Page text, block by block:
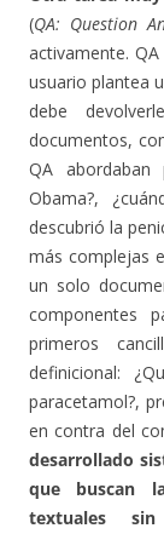
(QA: Question
activamente.
usuario plantea
debe
documentos,
QA
Obama?,
descubrió la
más complejas
un solo
componentes
primeros
definicional:
paracetamol?,
en contra del
desarrollado
que buscan
textuales